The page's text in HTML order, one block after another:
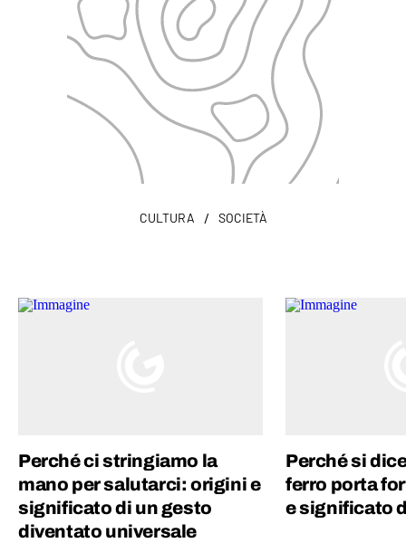
CULTURA / SOCIETÀ
Perché ci stringiamo la
mano per salutarci: origini e
significato di un gesto
diventato universale
Perché si
ferro porta
e significato